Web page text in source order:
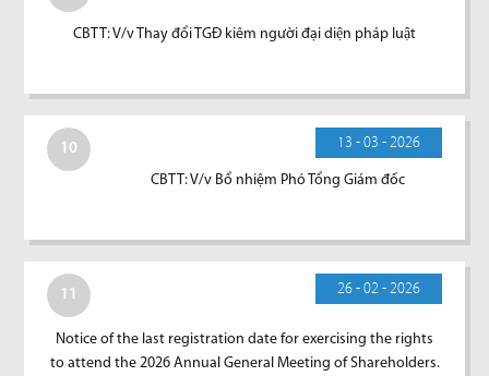
CBTT: V/v Thay đổi TGĐ kiêm người đại diện pháp luật
10 13 - 03 - 2026
CBTT: V/v Bổ nhiệm Phó Tổng Giám đốc
11 26 - 02 - 2026
Notice of the last registration date for exercising the rights
to attend the 2026 Annual General Meeting of Shareholders.